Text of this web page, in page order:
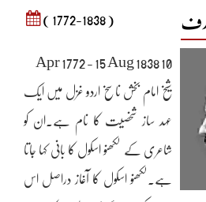
( 1772-1838 )
10 Apr 1772 - 15 Aug 1838
شیخ امام بخش ناسخ اردو غزل میں ایک
عہد ساز شخصیت کا نام ہے۔ان کو
شاعری کے لکھنو اسکول کا بانی کہا جاتا
ہے۔لکھنو اسکول کا آغاز دراصل اس